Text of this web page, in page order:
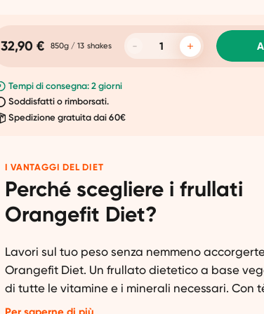
32,90 € 850g / 13 shakes
Tempi di consegna: 2 giorni
Soddisfatti o rimborsati.
Spedizione gratuita dai 60€
I VANTAGGI DEL DIET
Perché scegliere i frullati
Orangefit Diet?
Lavori sul tuo peso senza nemmeno
Orangefit Diet. Un frullato dietetico a base
di tutte le vitamine e i minerali necessari. Con
energizzante e proteine ​​di piselli premium.